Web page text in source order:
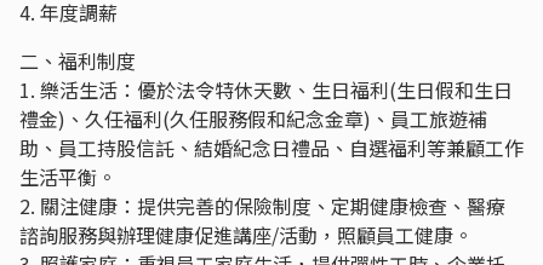
4. 年度調薪
二、福利制度
1. 樂活生活：優於法令特休天數、生日福利(生日假和生日
禮金)、久任福利(久任服務假和紀念金章)、員工旅遊補
助、員工持股信託、結婚紀念日禮品、自選福利等兼顧工作
生活平衡。
2. 關注健康：提供完善的保險制度、定期健康檢查、醫療
諮詢服務與辦理健康促進講座/活動，照顧員工健康。